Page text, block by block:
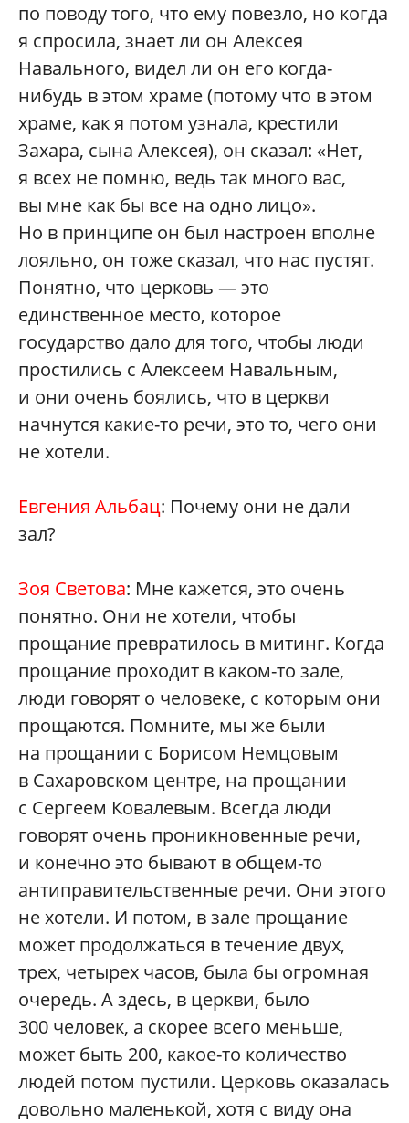
по поводу того, что ему повезло, но когда
я спросила, знает ли он Алексея
Навального, видел ли он его когда-
нибудь в этом храме (потому что в этом
храме, как я потом узнала, крестили
Захара, сына Алексея), он сказал: «Нет,
я всех не помню, ведь так много вас,
вы мне как бы все на одно лицо».
Но в принципе он был настроен вполне
лояльно, он тоже сказал, что нас пустят.
Понятно, что церковь — это
единственное место, которое
государство дало для того, чтобы люди
простились с Алексеем Навальным,
и они очень боялись, что в церкви
начнутся какие-то речи, это то, чего они
не хотели.
Евгения Альбац: Почему они не дали
зал?
Зоя Светова: Мне кажется, это очень
понятно. Они не хотели, чтобы
прощание превратилось в митинг. Когда
прощание проходит в каком-то зале,
люди говорят о человеке, с которым они
прощаются. Помните, мы же были
на прощании с Борисом Немцовым
в Сахаровском центре, на прощании
с Сергеем Ковалевым. Всегда люди
говорят очень проникновенные речи,
и конечно это бывают в общем-то
антиправительственные речи. Они этого
не хотели. И потом, в зале прощание
может продолжаться в течение двух,
трех, четырех часов, была бы огромная
очередь. А здесь, в церкви, было
300 человек, а скорее всего меньше,
может быть 200, какое-то количество
людей потом пустили. Церковь оказалась
довольно маленькой, хотя с виду она